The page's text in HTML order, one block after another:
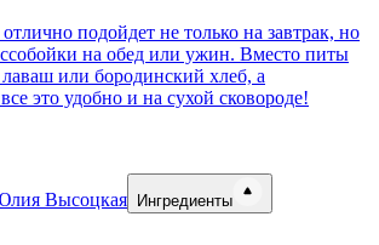
подойдет не только на завтрак, но
ссобойки на обед или ужин. Вместо питы
или бородинский хлеб, а
это удобно и на сухой сковороде!
Высоцкая Ингредиенты